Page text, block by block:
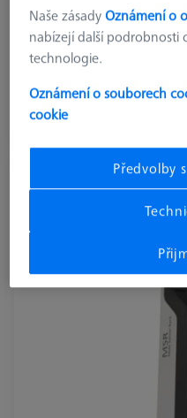
typ produktu
aplikace
bez DPH
Zásobník Multi Sensor
Naše zásadyOznámení o
nabízejí další podrobnosti
technologie.
Oznámení o souborech
cookie
Předvolby